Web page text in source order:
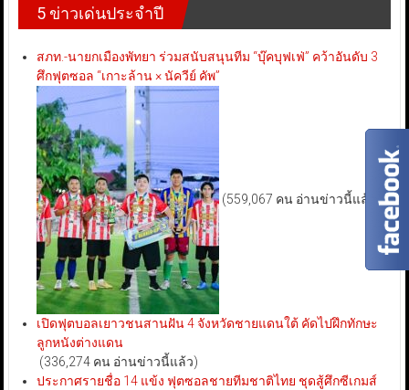
5 ข่าวเด่นประจำปี
สภท.-นายกเมืองพัทยา ร่วมสนับสนุนทีม “บุ๊คบุฟเฟ่” คว้าอันดับ 3
ศึกฟุตซอล “เกาะล้าน × นัควีย์ คัพ”
(559,067 คน อ่านข่าวนี้แล้ว)
เปิดฟุตบอลเยาวชนสานฝัน 4 จังหวัดชายแดนใต้ คัดไปฝึกทักษะ
ลูกหนังต่างแดน
(336,274 คน อ่านข่าวนี้แล้ว)
ประกาศรายชื่อ 14 แข้ง ฟุตซอลชายทีมชาติไทย ชุดสู้ศึกซีเกมส์